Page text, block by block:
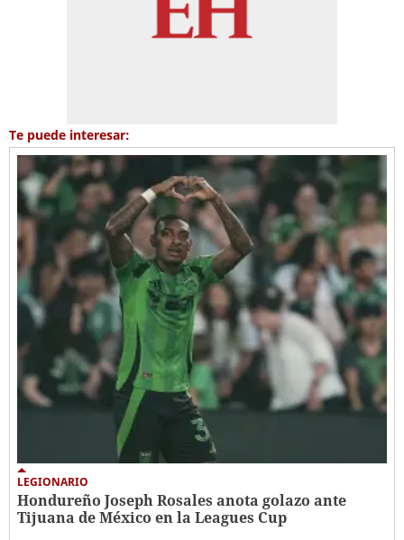
Te puede interesar:
LEGIONARIO
Hondureño Joseph Rosales anota golazo ante
Tijuana de México en la Leagues Cup